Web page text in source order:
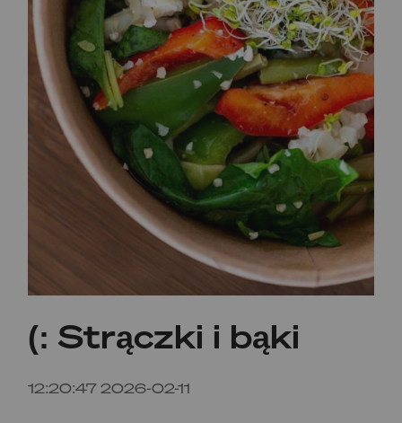
Strączki i bąki :)
2026-02-11 12:20:47